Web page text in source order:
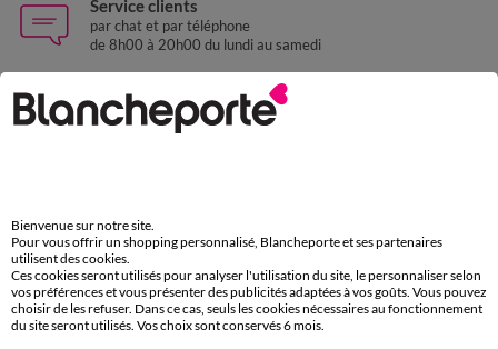
Service clients
par chat et par téléphone
de 8h00 à 20h00 du lundi au samedi
11€ Offerts
Ok
Bienvenue sur notre site.
Pour vous offrir un shopping personnalisé, Blancheporte et ses partenaires
utilisent des cookies.
Ces cookies seront utilisés pour analyser l'utilisation du site, le personnaliser selon
vos préférences et vous présenter des publicités adaptées à vos goûts. Vous pouvez
choisir de les refuser. Dans ce cas, seuls les cookies nécessaires au fonctionnement
du site seront utilisés. Vos choix sont conservés 6 mois.